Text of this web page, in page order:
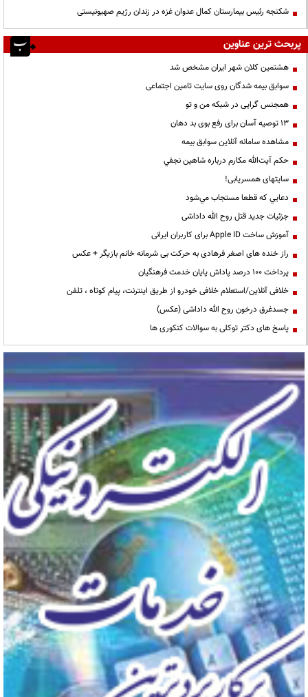
شکنجه رئیس بیمارستان کمال عدوان غزه در زندان رژیم صهیونیستی
پربحث ترین عناوین
هشتمین کلان شهر ایران مشخص شد
سوابق بیمه شدگان روی سایت تامین اجتماعی
همجنس گرایی در شبکه من و تو
13 توصیه آسان برای رفع بوی بد دهان
مشاهده سامانه آنلاين سوابق بیمه
حكم آيت‌الله مكارم درباره شاهين نجفي
سایتهای همسریابی!
دعايي كه قطعا مستجاب مي‌شود
جزئیات جدید قتل روح الله داداشی
آموزش ساخت Apple ID برای کاربران ایرانی
راز خنده های اصغر فرهادی به حرکت بی شرمانه خانم بازیگر + عکس
پرداخت ۱۰۰ درصد پاداش پایان خدمت فرهنگیان
خلافی آنلاین/استعلام خلافی خودرو از طریق اینترنت، پیام کوتاه ، تلفن
جسدغرق درخون روح الله داداشی (عکس)
پاسخ های دکتر توکلی به سوالات کنکوری ها